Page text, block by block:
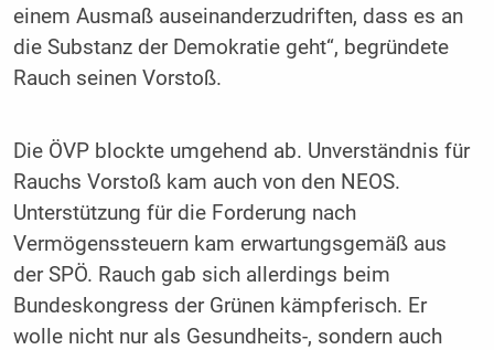
einem Ausmaß auseinanderzudriften, dass es an
die Substanz der Demokratie geht“, begründete
Rauch seinen Vorstoß.
Die ÖVP blockte umgehend ab. Unverständnis für
Rauchs Vorstoß kam auch von den NEOS.
Unterstützung für die Forderung nach
Vermögenssteuern kam erwartungsgemäß aus
der SPÖ. Rauch gab sich allerdings beim
Bundeskongress der Grünen kämpferisch. Er
wolle nicht nur als Gesundheits-, sondern auch